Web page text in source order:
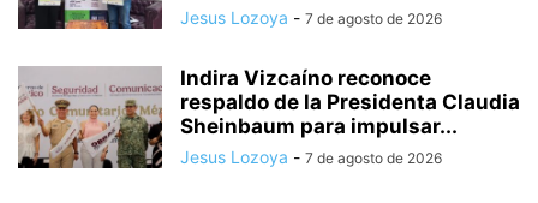
Jesus Lozoya - 7 de agosto de 2026
Indira Vizcaíno reconoce
respaldo de la Presidenta Claudia
Sheinbaum para impulsar...
Jesus Lozoya - 7 de agosto de 2026